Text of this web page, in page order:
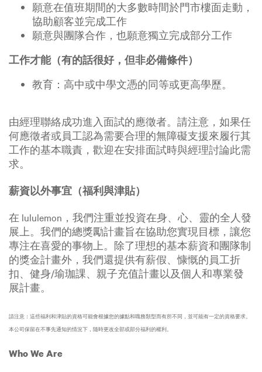
願意在值班期間的大多數時間於門市樓面走動，
協助顧客並完成工作
願意與團隊合作，也願意獨立完成部分工作
工作才能（有的話很好，但非必備條件）
教育：高中或中學文憑的同等或更高學歷。
由經理聯絡成功進入面試的應徵者。請注意，如果任
何應徵者或員工認為需要合理的無障礙支援來履行其
工作的基本職責，歡迎在安排面試時與經理討論此需
求。
薪資以外事宜（福利與津貼）
在 lululemon，我們注重並投資在身、心、靈的全人發
展上。我們的總獎勵計畫旨在協助您實現目標，讓您
專注在喜愛的事物上。除了理想的基本薪資和團隊制
的獎金計畫外，我們還提供有薪假、慷慨的員工折
扣、健身/瑜珈課、親子充值計畫以及個人和專業發
展計畫。
請注意：這些福利和津貼的資格可能會根據您的據點和職務類型而有所不同，並可能有一定的資格要求。
本公司保留在不事先通知的情況下，隨時更改全部或部分福利的權利。
Who We Are